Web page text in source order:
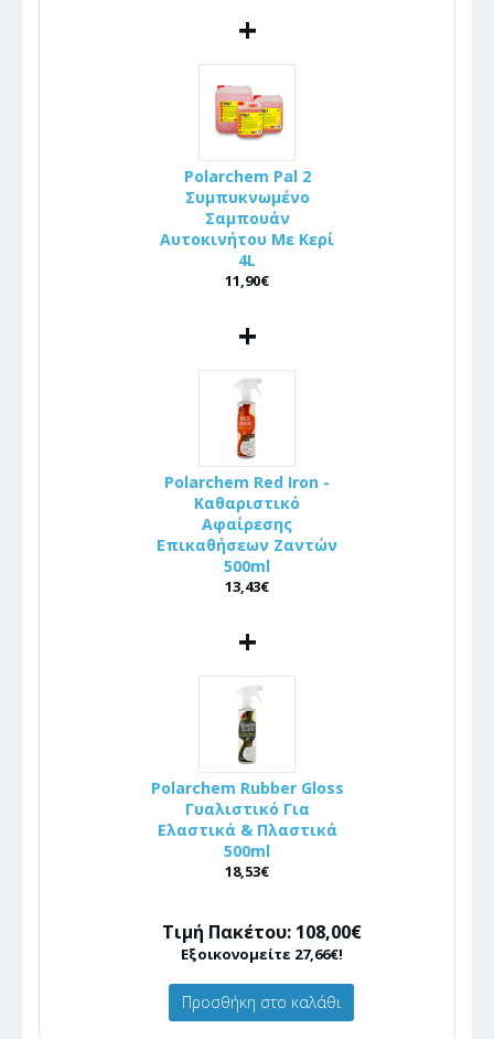
+
Polarchem Pal 2
Συμπυκνωμένο
Σαμπουάν
Αυτοκινήτου Με Κερί
4L
11,90€
+
Polarchem Red Iron -
Καθαριστικό
Αφαίρεσης
Επικαθήσεων Ζαντών
500ml
13,43€
+
Polarchem Rubber Gloss
Γυαλιστικό Για
Ελαστικά & Πλαστικά
500ml
18,53€
Τιμή Πακέτου: 108,00€
Εξοικονομείτε 27,66€!
Προσθήκη στο καλάθι